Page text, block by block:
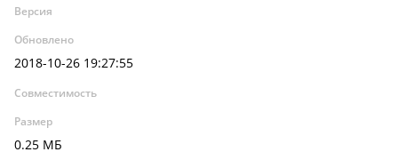
Версия
Обновлено
2018-10-26 19:27:55
Совместимость
Размер
0.25 МБ